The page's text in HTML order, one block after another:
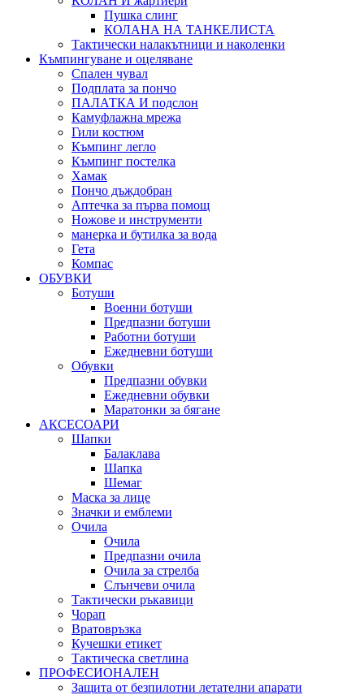
Пушка слинг
КОЛАНА НА ТАНКЕЛИСТА
Тактически налакътници и наколенки
Къмпингуване и оцеляване
Спален чувал
Подплата за пончо
ПАЛАТКА И подслон
Камуфлажна мрежа
Гили костюм
Къмпинг легло
Къмпинг постелка
Хамак
Пончо дъждобран
Аптечка за първа помощ
Ножове и инструменти
манерка и бутилка за вода
Гета
Компас
ОБУВКИ
Ботуши
Военни ботуши
Предпазни ботуши
Работни ботуши
Ежедневни ботуши
Обувки
Предпазни обувки
Ежедневни обувки
Маратонки за бягане
АКСЕСОАРИ
Шапки
Балаклава
Шапка
Шемаг
Маска за лице
Значки и емблеми
Очила
Очила
Предпазни очила
Очила за стрелба
Слънчеви очила
Тактически ръкавици
Чорап
Вратовръзка
Кучешки етикет
Тактическа светлина
ПРОФЕСИОНАЛЕН
Защита от безпилотни летателни апарати